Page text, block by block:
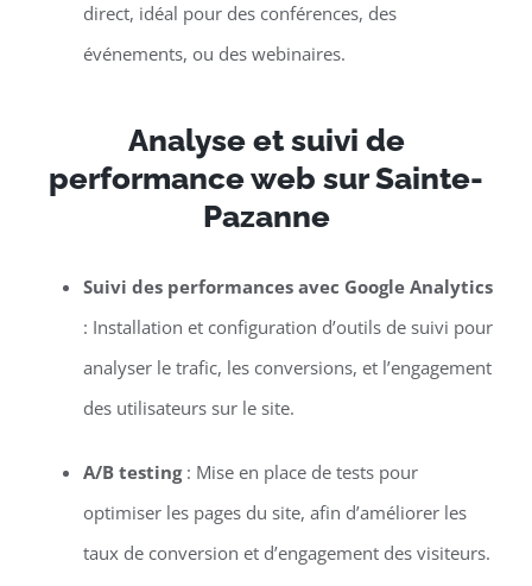
direct, idéal pour des conférences, des
événements, ou des webinaires.
Analyse et suivi de
performance web sur Sainte-
Pazanne
Suivi des performances avec Google Analytics
: Installation et configuration d’outils de suivi pour
analyser le trafic, les conversions, et l’engagement
des utilisateurs sur le site.
A/B testing: Mise en place de tests pour
optimiser les pages du site, afin d’améliorer les
taux de conversion et d’engagement des visiteurs.